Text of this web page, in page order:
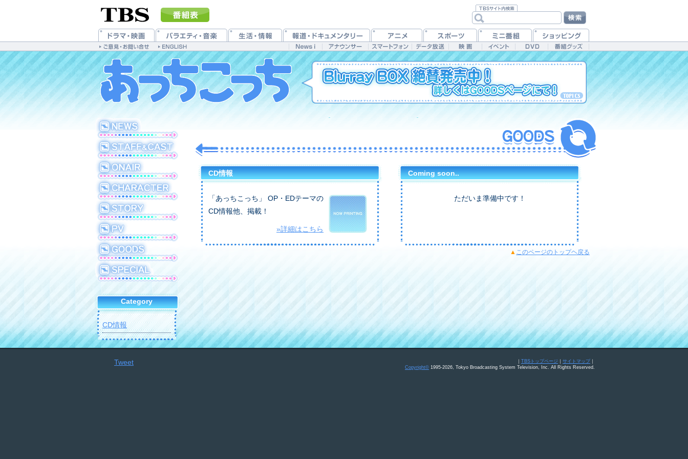
Category
CD情報
CD情報
「あっちこっち」 OP・EDテーマの
CD情報他、掲載！
»詳細はこちら
Coming soon..
ただいま準備中です！
▲ このページのトップヘ戻る
Tweet ｜ TBSトップページ ｜ サイトマップ｜
Copyright© 1995-2026, Tokyo Broadcasting System Television, Inc. All Rights Reserved.